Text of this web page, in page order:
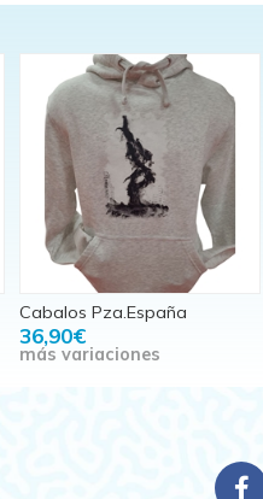
Cabalos Pza.España
36,90€
más variaciones